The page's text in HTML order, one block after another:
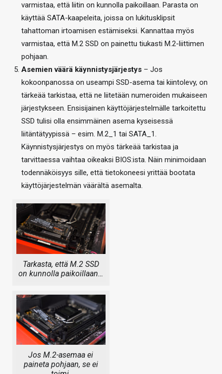
varmistaa, että liitin on kunnolla paikoillaan. Parasta on
käyttää SATA-kaapeleita, joissa on lukitusklipsit
tahattoman irtoamisen estämiseksi. Kannattaa myös
varmistaa, että M.2 SSD on painettu tiukasti M.2-liittimen
pohjaan.
Asemien väärä käynnistysjärjestys – Jos
kokoonpanossa on useampi SSD-asema tai kiintolevy, on
tärkeää tarkistaa, että ne liitetään numeroiden mukaiseen
järjestykseen. Ensisijainen käyttöjärjestelmälle tarkoitettu
SSD tulisi olla ensimmäinen asema kyseisessä
liitäntätyypissä – esim. M.2_1 tai SATA_1.
Käynnistysjärjestys on myös tärkeää tarkistaa ja
tarvittaessa vaihtaa oikeaksi BIOS:ista. Näin minimoidaan
todennäköisyys sille, että tietokoneesi yrittää bootata
käyttöjärjestelmän väärältä asemalta.
Tarkasta, että M.2 SSD
on kunnolla paikoillaan…
Jos M.2-asemaa ei
paineta pohjaan, se ei